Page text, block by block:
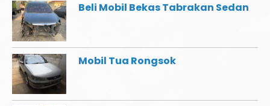
Beli Mobil Bekas Tabrakan Sedan
Mobil Tua Rongsok